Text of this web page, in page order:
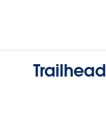
Trailhead